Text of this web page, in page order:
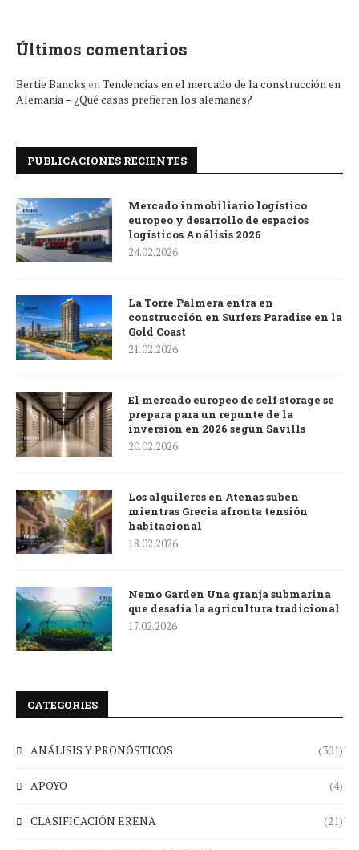
Últimos comentarios
Bertie Bancks enTendencias en el mercado de la construcción en
Alemania – ¿Qué casas prefieren los alemanes?
PUBLICACIONES RECIENTES
Mercado inmobiliario logístico
europeo y desarrollo de espacios
logísticos Análisis 2026
24.02.2026
La Torre Palmera entra en
construcción en Surfers Paradise en la
Gold Coast
21.02.2026
El mercado europeo de self storage se
prepara para un repunte de la
inversión en 2026 según Savills
20.02.2026
Los alquileres en Atenas suben
mientras Grecia afronta tensión
habitacional
18.02.2026
Nemo Garden Una granja submarina
que desafía la agricultura tradicional
17.02.2026
CATEGORIES
ANÁLISIS Y PRONÓSTICOS (301)
APOYO (4)
CLASIFICACIÓN ERENA (21)